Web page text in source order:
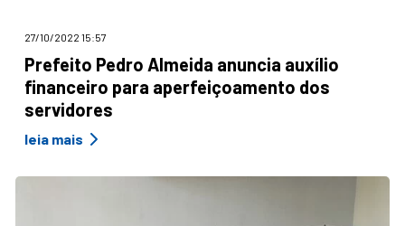
27/10/2022 15:57
Prefeito Pedro Almeida anuncia auxílio
financeiro para aperfeiçoamento dos
servidores
leia mais